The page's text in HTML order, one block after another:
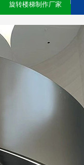
旋转楼梯制作厂家